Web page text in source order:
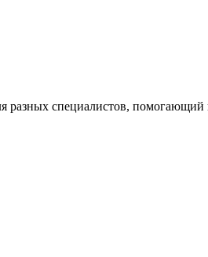
специалистов, помогающий